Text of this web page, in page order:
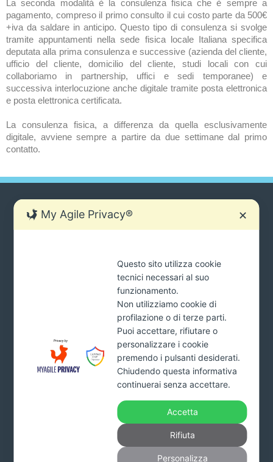
La seconda modalità è la consulenza fisica che è sempre a
pagamento, compreso il primo consulto il cui costo parte da 500€
+iva da saldare in anticipo. Questo tipo di consulenza si svolge
tramite appuntamenti nella sede fisica locale Italiana specifica
deputata alla prima consulenza e successive (azienda del cliente,
ufficio del cliente, domicilio del cliente, studi locali con cui
collaboriamo in partnership, uffici e sedi temporanee) e
successiva interlocuzione anche digitale tramite posta elettronica
e posta elettronica certificata.
La consulenza fisica, a differenza da quella esclusivamente
digitale, avviene sempre a partire da due settimane dal primo
contatto.
Ci sono molti modi per contattarci
*Cliccando il pulsante INVIA acconsenti al trattamento dei tuoi
dati e dichiari di aver preso visione dellaPrivacy Policy
Addiopignoramenti.it
Studio Monardo & Partners s.r.l.
Viale Affaccio n. 95 – 89900 Vibo Valentia
Part. Iva. 03993160799 – Numero REA VV-227578 –
Capitale sociale 10.000 euro interamente versato
My Agile Privacy® ✕
Questo sito utilizza cookie
tecnici necessari al suo
funzionamento.
Non utilizziamo cookie di
profilazione o di terze parti.
Puoi accettare, rifiutare o
personalizzare i cookie
premendo i pulsanti desiderati.
Chiudendo questa informativa
continuerai senza accettare.
Accetta
Rifiuta
Personalizza